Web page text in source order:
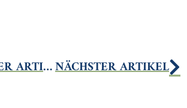
VORHERIGER ARTIKELNÄCHSTER ARTIKEL